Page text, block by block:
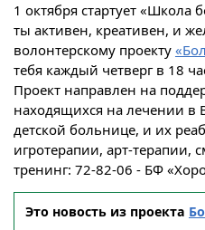
1 октября стартует «Школа
ты активен, креативен, и
волонтерскому проекту
тебя каждый четверг в 18
Проект направлен на
находящихся на лечении в
детской больнице, и их
игротерапии, арт-терапии,
тренинг: 72-82-06 - БФ
Это новость из проекта